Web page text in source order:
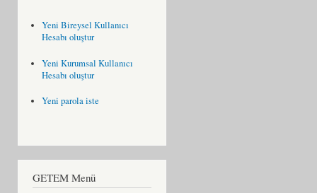
Yeni Bireysel Kullanıcı
Hesabı oluştur
Yeni Kurumsal Kullanıcı
Hesabı oluştur
Yeni parola iste
GETEM Menü